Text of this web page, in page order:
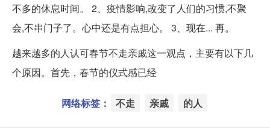
不多的休息时间。 2、疫情影响,改变了人们的习惯,不聚
会,不串门子了。心中还是有点担心。 3、现在... 再。
越来越多的人认可春节不走亲戚这一观点，主要有以下几
个原因。首先，春节的仪式感已经
网络标签： 不走 亲戚 的人